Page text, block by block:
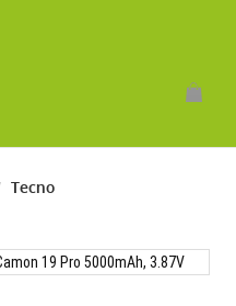
Tecno